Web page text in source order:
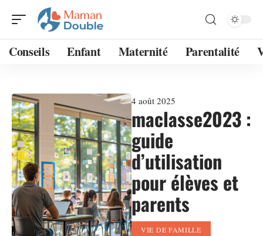
Conseils Enfant Maternité Parentalité
4 août 2025
maclasse2023 :
guide
d’utilisation
pour élèves et
parents
VIE DE FAMILLE